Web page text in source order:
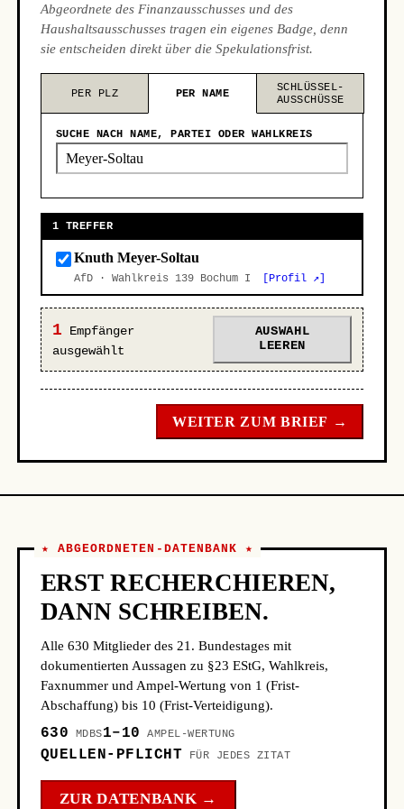
Abgeordnete des Finanzausschusses und des
Haushaltsausschusses tragen ein eigenes Badge, denn
sie entscheiden direkt über die Spekulationsfrist.
PER PLZ PER NAME
SCHLÜSSEL-
AUSSCHÜSSE
SUCHE NACH NAME, PARTEI ODER WAHLKREIS
1 TREFFER
Knuth Meyer-Soltau
AfD · Wahlkreis 139 Bochum I [Profil ↗]
1 Empfänger
ausgewählt
AUSWAHL
LEEREN
WEITER ZUM BRIEF →
★ ABGEORDNETEN-DATENBANK ★
ERST RECHERCHIEREN,
DANN SCHREIBEN.
Alle 630 Mitglieder des 21. Bundestages mit
dokumentierten Aussagen zu §23 EStG, Wahlkreis,
Faxnummer und Ampel-Wertung von 1 (Frist-
Abschaffung) bis 10 (Frist-Verteidigung).
630 MDBS1–10 AMPEL-WERTUNG
QUELLEN-PFLICHT FÜR JEDES ZITAT
ZUR DATENBANK →